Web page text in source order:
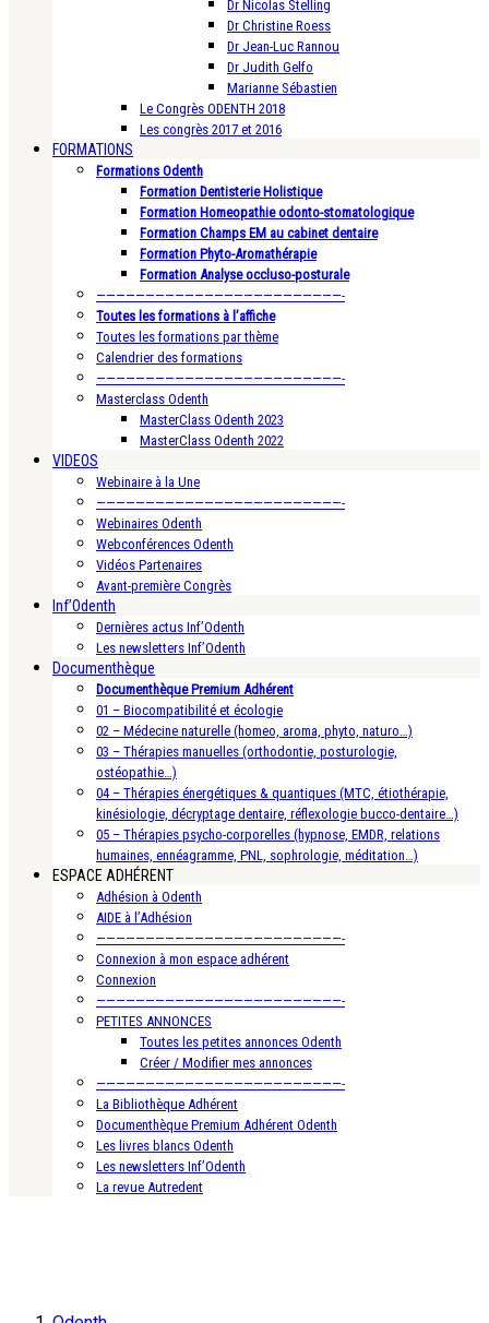
Dr Nicolas Stelling
Dr Christine Roess
Dr Jean-Luc Rannou
Dr Judith Gelfo
Marianne Sébastien
Le Congrès ODENTH 2018
Les congrès 2017 et 2016
FORMATIONS
Formations Odenth
Formation Dentisterie Holistique
Formation Homeopathie odonto-stomatologique
Formation Champs EM au cabinet dentaire
Formation Phyto-Aromathérapie
Formation Analyse occluso-posturale
—————————————————————————-
Toutes les formations à l’affiche
Toutes les formations par thème
Calendrier des formations
—————————————————————————-
Masterclass Odenth
MasterClass Odenth 2023
MasterClass Odenth 2022
VIDEOS
Webinaire à la Une
—————————————————————————-
Webinaires Odenth
Webconférences Odenth
Vidéos Partenaires
Avant-première Congrès
Inf’Odenth
Dernières actus Inf’Odenth
Les newsletters Inf’Odenth
Documenthèque
Documenthèque Premium Adhérent
01 – Biocompatibilité et écologie
02 – Médecine naturelle (homeo, aroma, phyto, naturo…)
03 – Thérapies manuelles (orthodontie, posturologie,
ostéopathie…)
04 – Thérapies énergétiques & quantiques (MTC, étiothérapie,
kinésiologie, décryptage dentaire, réflexologie bucco-dentaire…)
05 – Thérapies psycho-corporelles (hypnose, EMDR, relations
humaines, ennéagramme, PNL, sophrologie, méditation…)
ESPACE ADHÉRENT
Adhésion à Odenth
AIDE à l’Adhésion
—————————————————————————-
Connexion à mon espace adhérent
Connexion
—————————————————————————-
PETITES ANNONCES
Toutes les petites annonces Odenth
Créer / Modifier mes annonces
—————————————————————————-
La Bibliothèque Adhérent
Documenthèque Premium Adhérent Odenth
Les livres blancs Odenth
Les newsletters Inf’Odenth
La revue Autredent